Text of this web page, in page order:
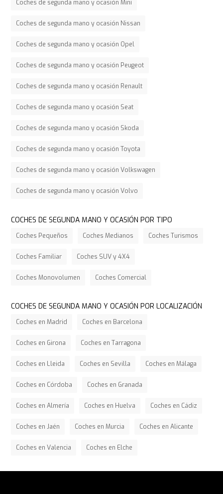
Coches de segunda mano y ocasión Mini
Coches de segunda mano y ocasión Nissan
Coches de segunda mano y ocasión Opel
Coches de segunda mano y ocasión Peugeot
Coches de segunda mano y ocasión Renault
Coches de segunda mano y ocasión Seat
Coches de segunda mano y ocasión Skoda
Coches de segunda mano y ocasión Toyota
Coches de segunda mano y ocasión Volkswagen
Coches de segunda mano y ocasión Volvo
COCHES DE SEGUNDA MANO Y OCASIÓN POR TIPO
Coches Pequeños Coches Medianos Coches Turismos
Coches Familiar Coches SUV y 4X4
Coches Monovolumen Coches Comercial
COCHES DE SEGUNDA MANO Y OCASIÓN POR LOCALIZACIÓN
Coches en Madrid Coches en Barcelona
Coches en Girona Coches en Tarragona
Coches en Lleida Coches en Sevilla Coches en Málaga
Coches en Córdoba Coches en Granada
Coches en Almería Coches en Huelva Coches en Cádiz
Coches en Jaén Coches en Murcia Coches en Alicante
Coches en Valencia Coches en Elche